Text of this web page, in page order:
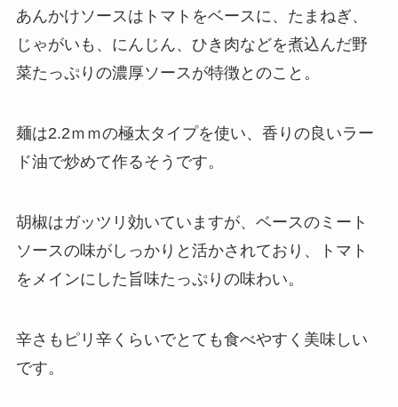
あんかけソースはトマトをベースに、たまねぎ、
じゃがいも、にんじん、ひき肉などを煮込んだ野
菜たっぷりの濃厚ソースが特徴とのこと。
麺は2.2ｍｍの極太タイプを使い、香りの良いラー
ド油で炒めて作るそうです。
胡椒はガッツリ効いていますが、ベースのミート
ソースの味がしっかりと活かされており、トマト
をメインにした旨味たっぷりの味わい。
辛さもピリ辛くらいでとても食べやすく美味しい
です。